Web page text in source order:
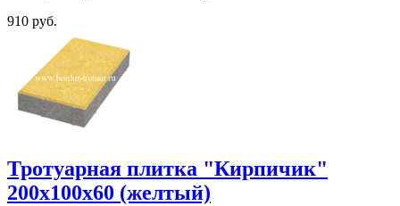
910 руб.
Тротуарная плитка "Кирпичик"
200х100х60 (желтый)